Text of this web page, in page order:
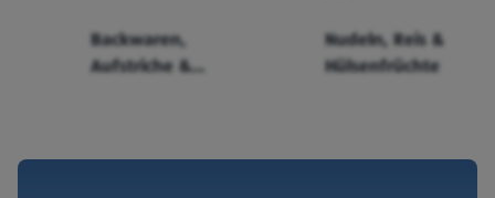
Backwaren,
Aufstriche &
Nudeln, Reis &
Hülsenfrüchte